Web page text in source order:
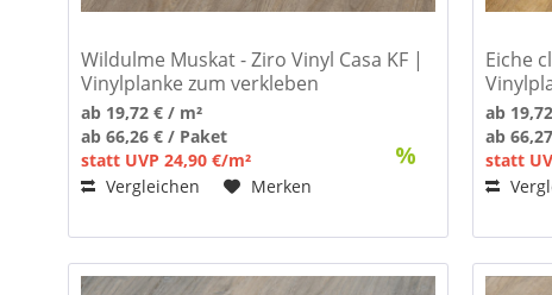
Wildulme Muskat - Ziro Vinyl Casa KF |
Vinylplanke zum verkleben
ab 19,72 € / m²
ab 66,26 € / Paket
statt UVP 24,90 €/m²
Vergleichen
Merken
Eiche
ab
ab
statt